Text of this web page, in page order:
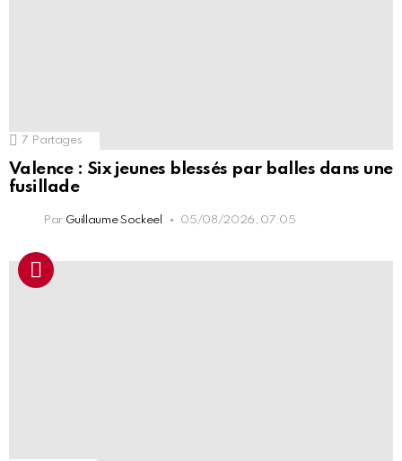
7 Partages
Valence : Six jeunes blessés par balles dans une
fusillade
Par Guillaume Sockeel 05/08/2026, 07:05